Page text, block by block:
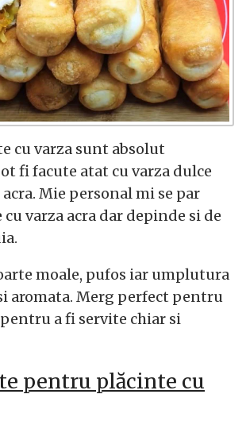
cu varza sunt absolut
fi facute atat cu varza dulce
acra. Mie personal mi se par
cu varza acra dar depinde si de
moale, pufos iar umplutura
aromata. Merg perfect pentru
a fi servite chiar si
pentru plăcinte cu